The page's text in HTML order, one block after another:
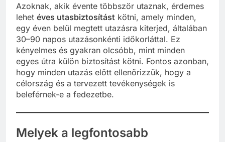
Azoknak, akik évente többször utaznak, érdemes
lehet éves utasbiztosítást kötni, amely minden,
egy éven belül megtett utazásra kiterjed, általában
30–90 napos utazásonkénti időkorláttal. Ez
kényelmes és gyakran olcsóbb, mint minden
egyes útra külön biztosítást kötni. Fontos azonban,
hogy minden utazás előtt ellenőrizzük, hogy a
célország és a tervezett tevékenységek is
beleférnek-e a fedezetbe.
Melyek a legfontosabb